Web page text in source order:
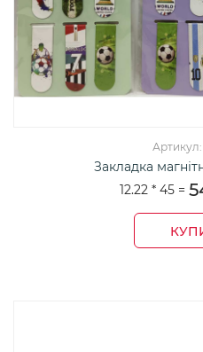
Артикул:
Закладка
12.22 * 45 =